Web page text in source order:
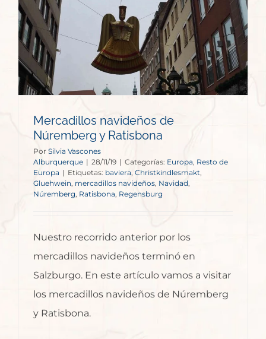
Mercadillos navideños de
Núremberg y Ratisbona
Por Silvia Vascones
Alburquerque | 28/11/19 | Categorías: Europa Resto de
Europa | Etiquetas: baviera, Christkindlesmakt
Gluehwein, mercadillos navideños, Navidad
Núremberg, Ratisbona Regensburg
Nuestro recorrido anterior por los
mercadillos navideños terminó en
Salzburgo. En este artículo vamos a visitar
los mercadillos navideños de Núremberg
y Ratisbona.